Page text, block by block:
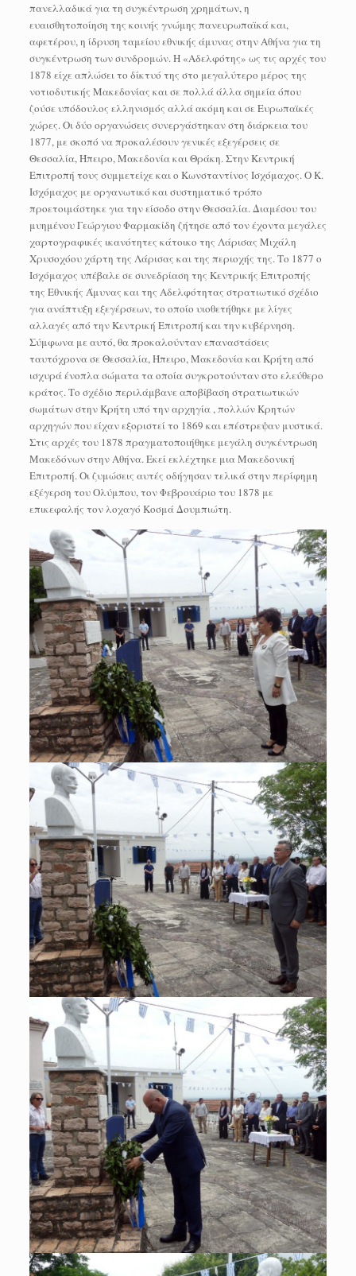
πανελλαδικά για τη συγκέντρωση χρημάτων, η
ευαισθητοποίηση της κοινής γνώμης πανευρωπαϊκά και,
αφετέρου, η ίδρυση ταμείου εθνικής άμυνας στην Αθήνα για τη
συγκέντρωση των συνδρομών. Η «Αδελφότης» ως τις αρχές του
1878 είχε απλώσει το δίκτυό της στο μεγαλύτερο μέρος της
νοτιοδυτικής Μακεδονίας και σε πολλά άλλα σημεία όπου
ζούσε υπόδουλος ελληνισμός αλλά ακόμη και σε Ευρωπαϊκές
χώρες. Οι δύο οργανώσεις συνεργάστηκαν στη διάρκεια του
1877, με σκοπό να προκαλέσουν γενικές εξεγέρσεις σε
Θεσσαλία, Ήπειρο, Μακεδονία και Θράκη. Στην Κεντρική
Επιτροπή τους συμμετείχε και ο Κωνσταντίνος Ισχόμαχος. Ο Κ.
Ισχόμαχος με οργανωτικό και συστηματικό τρόπο
προετοιμάστηκε για την είσοδο στην Θεσσαλία. Διαμέσου του
μυημένου Γεώργιου Φαρμακίδη ζήτησε από τον έχοντα μεγάλες
χαρτογραφικές ικανότητες κάτοικο της Λάρισας Μιχάλη
Χρυσοχόου χάρτη της Λάρισας και της περιοχής της. Το 1877 ο
Ισχόμαχος υπέβαλε σε συνεδρίαση της Κεντρικής Επιτροπής
της Εθνικής Άμυνας και της Αδελφότητας στρατιωτικό σχέδιο
για ανάπτυξη εξεγέρσεων, το οποίο υιοθετήθηκε με λίγες
αλλαγές από την Κεντρική Επιτροπή και την κυβέρνηση.
Σύμφωνα με αυτό, θα προκαλούνταν επαναστάσεις
ταυτόχρονα σε Θεσσαλία, Ήπειρο, Μακεδονία και Κρήτη από
ισχυρά ένοπλα σώματα τα οποία συγκροτούνταν στο ελεύθερο
κράτος. Το σχέδιο περιλάμβανε αποβίβαση στρατιωτικών
σωμάτων στην Κρήτη υπό την αρχηγία , πολλών Κρητών
αρχηγών που είχαν εξοριστεί το 1869 και επέστρεψαν μυστικά.
Στις αρχές του 1878 πραγματοποιήθηκε μεγάλη συγκέντρωση
Μακεδόνων στην Αθήνα. Εκεί εκλέχτηκε μια Μακεδονική
Επιτροπή. Οι ζυμώσεις αυτές οδήγησαν τελικά στην περίφημη
εξέγερση του Ολύμπου, τον Φεβρουάριο του 1878 με
επικεφαλής τον λοχαγό Κοσμά Δουμπιώτη.